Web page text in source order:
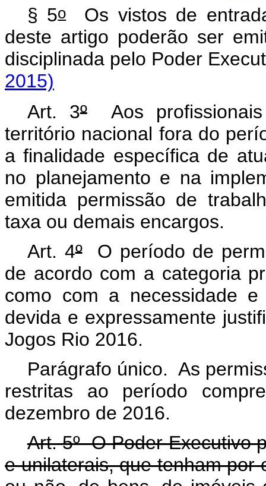
§ 5oOs vistos de
deste artigo poderão ser
disciplinada pelo Poder
2015)
Art. 3ºAos profissionais
território nacional fora do
a finalidade específica de
no planejamento e na
emitida permissão de
taxa ou demais encargos.
Art. 4ºO período de
de acordo com a categoria
como com a necessidade
devida e expressamente
Jogos Rio 2016.
Parágrafo único. As
restritas ao período
dezembro de 2016.
Art. 5º O Poder Executivo
e unilaterais, que tenham por